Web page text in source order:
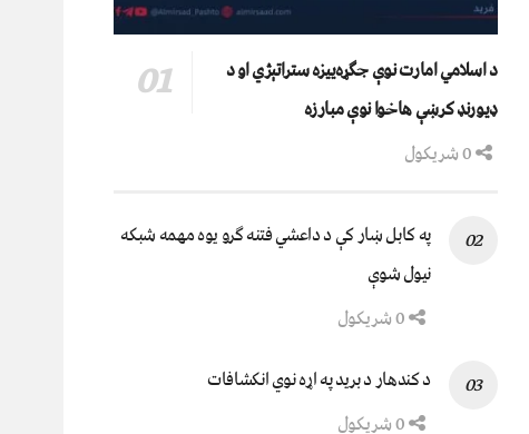
د اسلامي امارت نوې جګړه‌ییزه ستراتېژي او د
ډیورنډ کرښې هاخوا نوې مبارزه
په کابل ښار کې د داعشي فتنه ګرو يوه مهمه شبکه
نيول شوې
د کندهار د برید په اړه نوي انکشافات